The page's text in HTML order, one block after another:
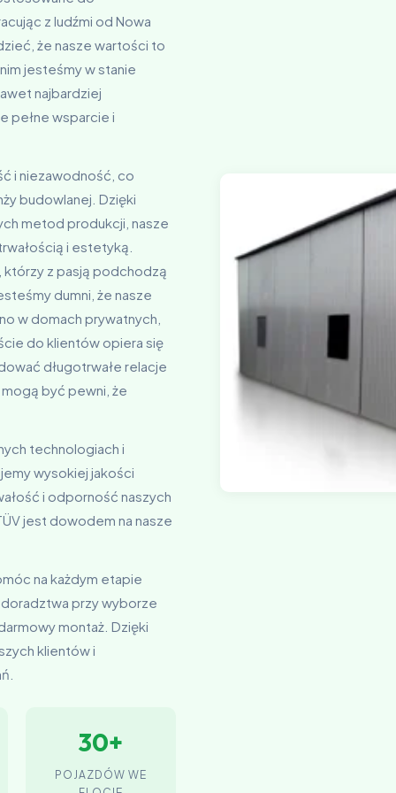
z ludźmi od Nowa
że nasze wartości to
jesteśmy w stanie
najbardziej
pełne wsparcie i
i niezawodność, co
budowlanej. Dzięki
metod produkcji, nasze
i estetyką.
którzy z pasją podchodzą
dumni, że nasze
w domach prywatnych,
do klientów opiera się
długotrwałe relacje
być pewni, że
technologiach i
wysokiej jakości
i odporność naszych
jest dowodem na nasze
na każdym etapie
przy wyborze
montaż. Dzięki
klientów i
30+
POJAZDÓW WE